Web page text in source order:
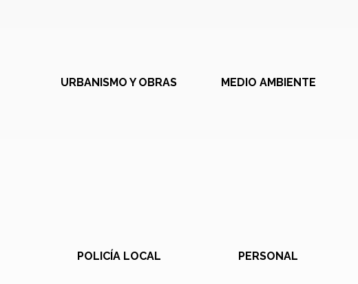
URBANISMO Y OBRAS MEDIO AMBIENTE
POLICÍA LOCAL PERSONAL